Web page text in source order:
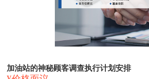
加油站的神秘顾客调查执行计划安排